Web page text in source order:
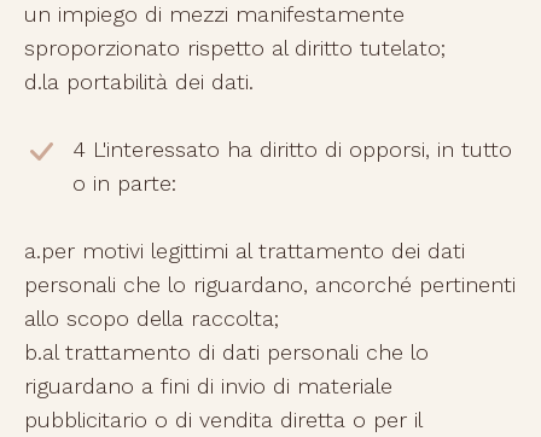
un impiego di mezzi manifestamente
sproporzionato rispetto al diritto tutelato;
d.la portabilità dei dati.
4 L'interessato ha diritto di opporsi, in tutto
o in parte:
a.per motivi legittimi al trattamento dei dati
personali che lo riguardano, ancorché pertinenti
allo scopo della raccolta;
b.al trattamento di dati personali che lo
riguardano a fini di invio di materiale
pubblicitario o di vendita diretta o per il